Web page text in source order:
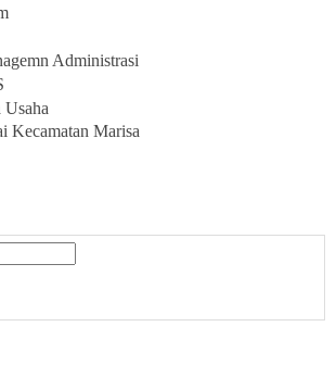
Administrasi
Usaha
Kecamatan Marisa